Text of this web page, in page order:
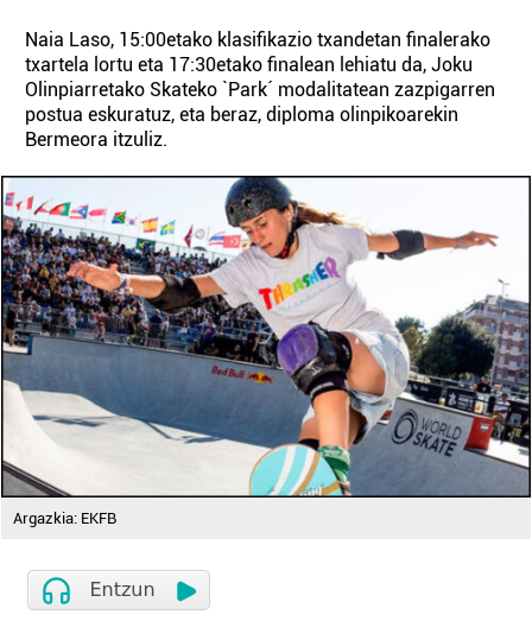
Naia Laso, 15:00etako klasifikazio txandetan finalerako
txartela lortu eta 17:30etako finalean lehiatu da, Joku
Olinpiarretako Skateko `Park´ modalitatean zazpigarren
postua eskuratuz, eta beraz, diploma olinpikoarekin
Bermeora itzuliz.
Argazkia: EKFB